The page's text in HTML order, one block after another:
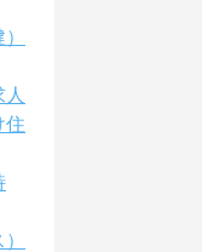
住